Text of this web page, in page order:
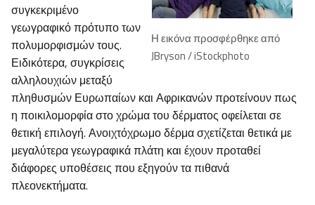
Η εικόνα προσφέρθηκε από
JBryson / iStockphoto
συγκεκριμένο
γεωγραφικό πρότυπο των
πολυμορφισμών τους.
Ειδικότερα, συγκρίσεις
αλληλουχιών μεταξύ
πληθυσμών Ευρωπαίων και Αφρικανών προτείνουν πως
η ποικιλομορφία στο χρώμα του δέρματος οφείλεται σε
θετική επιλογή. Ανοιχτόχρωμο δέρμα σχετίζεται θετικά με
μεγαλύτερα γεωγραφικά πλάτη και έχουν προταθεί
διάφορες υποθέσεις που εξηγούν τα πιθανά
πλεονεκτήματα.